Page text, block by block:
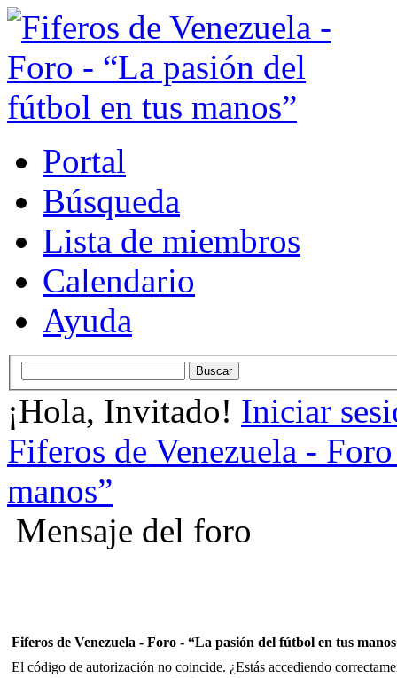
Portal
Búsqueda
Lista de miembros
Calendario
Ayuda
¡Hola, Invitado! Iniciar
Fiferos de Venezuela -
manos”
Mensaje del foro
Fiferos de Venezuela - Foro - “La pasión del fútbol en tus
El código de autorización no coincide. ¿Estás accediendo